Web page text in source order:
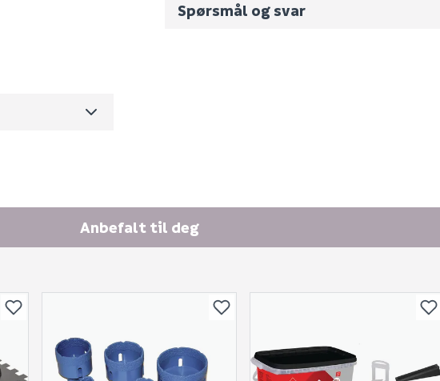
salgsforpakning)
Spørsmål og svar
Skjule spørsmålet for andre?
Spørsmålet og svaret vil bli vist her etter
Anbefalt til deg